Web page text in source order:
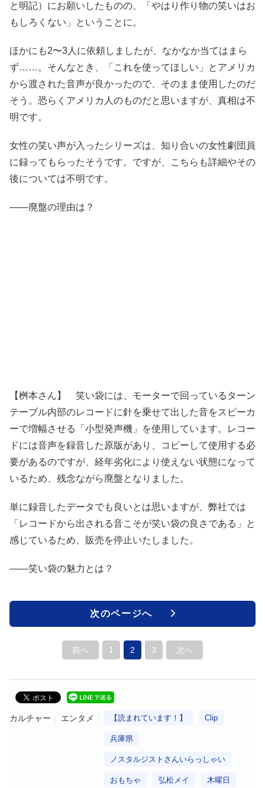
と明記）にお願いしたものの、「やはり作り物の笑いはお
もしろくない」ということに。
ほかにも2〜3人に依頼しましたが、なかなか当てはまら
ず……。そんなとき、「これを使ってほしい」とアメリカ
から渡された音声が良かったので、そのまま使用したのだ
そう。恐らくアメリカ人のものだと思いますが、真相は不
明です。
女性の笑い声が入ったシリーズは、知り合いの女性劇団員
に録ってもらったそうです。ですが、こちらも詳細やその
後については不明です。
――廃盤の理由は？
【桝本さん】 笑い袋には、モーターで回っているターン
テーブル内部のレコードに針を乗せて出した音をスピーカ
ーで増幅させる「小型発声機」を使用しています。レコー
ドには音声を録音した原版があり、コピーして使用する必
要があるのですが、経年劣化により使えない状態になって
いるため、残念ながら廃盤となりました。
単に録音したデータでも良いとは思いますが、弊社では
「レコードから出される音こそが笑い袋の良さである」と
感じているため、販売を停止いたしました。
――笑い袋の魅力とは？
次のページへ
前へ 1 2 3 次へ
カルチャー エンタメ 【読まれています！】 Clip
兵庫県
ノスタルジストさんいらっしゃい
おもちゃ 弘松メイ 木曜日